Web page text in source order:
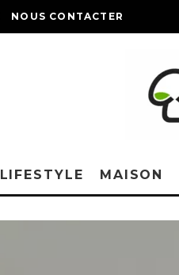
NOUS CONTACTER
LIFESTYLE MAISON